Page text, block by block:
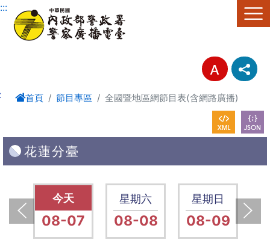
進入內容區塊
:::
首頁 節目專區 全國暨地區網節目表(含網路廣播)
花蓮分臺
上一張(Previous)
星期五
08-07
星期六
08-08
星期日
08-09 下一張(Next)